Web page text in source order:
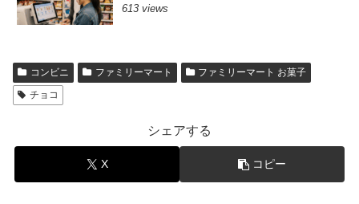
613 views
コンビニ ファミリーマート
ファミリーマート お菓子
チョコ
シェアする
X コピー